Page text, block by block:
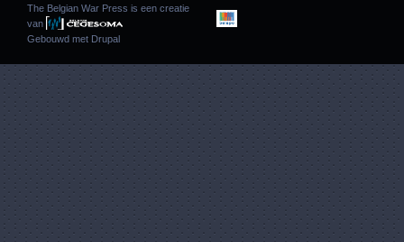
The Belgian War Press is een creatie
van
Gebouwd met Drupal